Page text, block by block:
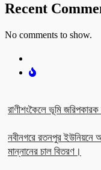
Recent
No comments to show.
রাণীশংকৈলে ভূমি
নবীনগরে রতনপুর ইউনিয়নে
মান্নানের চাল বিতরণ।